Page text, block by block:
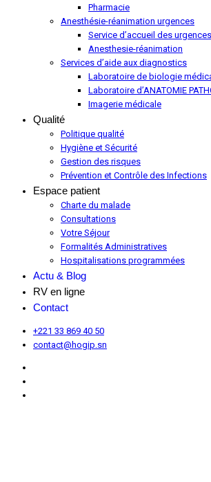
Pharmacie
Anesthésie-réanimation urgences
Service d’accueil des
Anesthesie-réanimation
Services d’aide aux diagnostics
Laboratoire de biologie
Laboratoire d’ANATOMIE
Imagerie médicale
Qualité
Politique qualité
Hygiène et Sécurité
Gestion des risques
Prévention et Contrôle des Infections
Espace patient
Charte du malade
Consultations
Votre Séjour
Formalités Administratives
Hospitalisations programmées
Actu & Blog
RV en ligne
Contact
+221 33 869 40 50
contact@hogip.sn